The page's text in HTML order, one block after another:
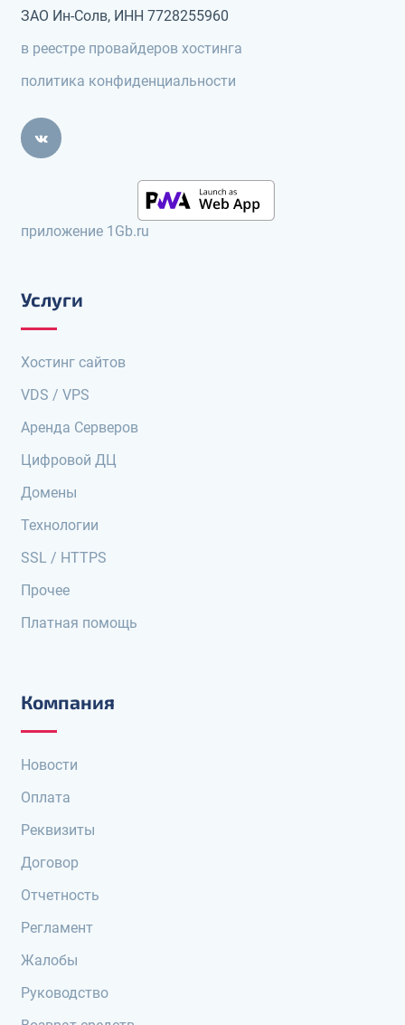
ЗАО Ин-Солв, ИНН 7728255960
в реестре провайдеров хостинга
политика конфиденциальности
приложение 1Gb.ru
Услуги
Хостинг сайтов
VDS / VPS
Аренда Серверов
Цифровой ДЦ
Домены
Технологии
SSL / HTTPS
Прочее
Платная помощь
Компания
Новости
Оплата
Реквизиты
Договор
Отчетность
Регламент
Жалобы
Руководство